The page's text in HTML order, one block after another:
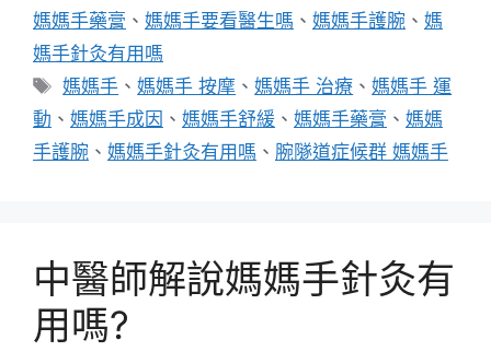
媽媽手藥膏 、 媽媽手要看醫生嗎 、 媽媽手護腕 、 媽
媽手針灸有用嗎
標
籤
媽媽手 、媽媽手 按摩 、媽媽手 治療 、媽媽手 運
動 、 媽媽手成因 、 媽媽手舒緩 、 媽媽手藥膏 、 媽媽
手護腕 、 媽媽手針灸有用嗎 、 腕隧道症候群 媽媽手
中醫師解說媽媽手針灸有
用嗎?